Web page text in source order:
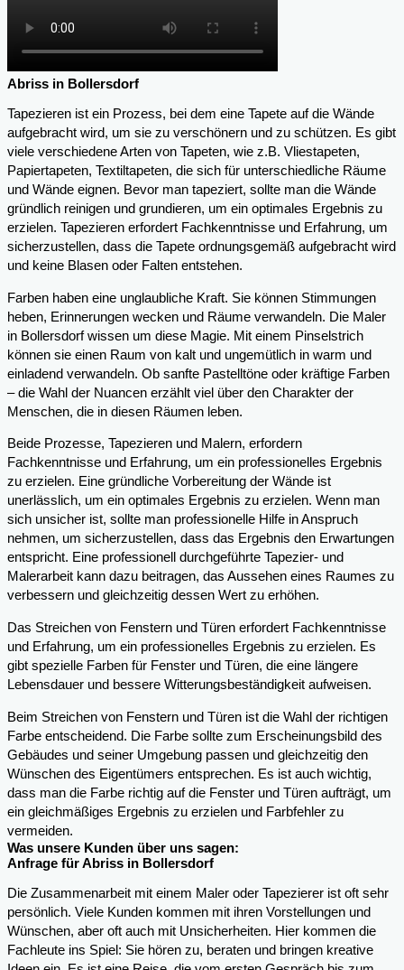
Abriss in Bollersdorf
Tapezieren ist ein Prozess, bei dem eine Tapete auf die Wände
aufgebracht wird, um sie zu verschönern und zu schützen. Es gibt
viele verschiedene Arten von Tapeten, wie z.B. Vliestapeten,
Papiertapeten, Textiltapeten, die sich für unterschiedliche Räume
und Wände eignen. Bevor man tapeziert, sollte man die Wände
gründlich reinigen und grundieren, um ein optimales Ergebnis zu
erzielen. Tapezieren erfordert Fachkenntnisse und Erfahrung, um
sicherzustellen, dass die Tapete ordnungsgemäß aufgebracht wird
und keine Blasen oder Falten entstehen.
Farben haben eine unglaubliche Kraft. Sie können Stimmungen
heben, Erinnerungen wecken und Räume verwandeln. Die Maler
in Bollersdorf wissen um diese Magie. Mit einem Pinselstrich
können sie einen Raum von kalt und ungemütlich in warm und
einladend verwandeln. Ob sanfte Pastelltöne oder kräftige Farben
– die Wahl der Nuancen erzählt viel über den Charakter der
Menschen, die in diesen Räumen leben.
Beide Prozesse, Tapezieren und Malern, erfordern
Fachkenntnisse und Erfahrung, um ein professionelles Ergebnis
zu erzielen. Eine gründliche Vorbereitung der Wände ist
unerlässlich, um ein optimales Ergebnis zu erzielen. Wenn man
sich unsicher ist, sollte man professionelle Hilfe in Anspruch
nehmen, um sicherzustellen, dass das Ergebnis den Erwartungen
entspricht. Eine professionell durchgeführte Tapezier- und
Malerarbeit kann dazu beitragen, das Aussehen eines Raumes zu
verbessern und gleichzeitig dessen Wert zu erhöhen.
Das Streichen von Fenstern und Türen erfordert Fachkenntnisse
und Erfahrung, um ein professionelles Ergebnis zu erzielen. Es
gibt spezielle Farben für Fenster und Türen, die eine längere
Lebensdauer und bessere Witterungsbeständigkeit aufweisen.
Beim Streichen von Fenstern und Türen ist die Wahl der richtigen
Farbe entscheidend. Die Farbe sollte zum Erscheinungsbild des
Gebäudes und seiner Umgebung passen und gleichzeitig den
Wünschen des Eigentümers entsprechen. Es ist auch wichtig,
dass man die Farbe richtig auf die Fenster und Türen aufträgt, um
ein gleichmäßiges Ergebnis zu erzielen und Farbfehler zu
vermeiden.
Was unsere Kunden über uns sagen:
Anfrage für Abriss in Bollersdorf
Die Zusammenarbeit mit einem Maler oder Tapezierer ist oft sehr
persönlich. Viele Kunden kommen mit ihren Vorstellungen und
Wünschen, aber oft auch mit Unsicherheiten. Hier kommen die
Fachleute ins Spiel: Sie hören zu, beraten und bringen kreative